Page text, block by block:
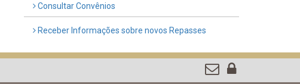
Consultar Convênios
Receber Informações sobre novos Repasses